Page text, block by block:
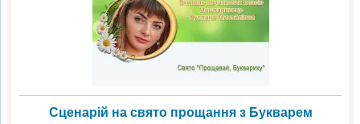
Сценарій на свято прощання з Букварем